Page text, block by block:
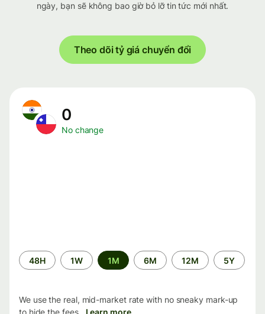
ngày, bạn sẽ không bao giờ bỏ lỡ tin tức mới nhất.
Theo dõi tỷ giá chuyển đổi
0
No change
Time
period
48H 1W 1M 6M 12M 5Y
We use the real, mid-market rate with no sneaky mark-up